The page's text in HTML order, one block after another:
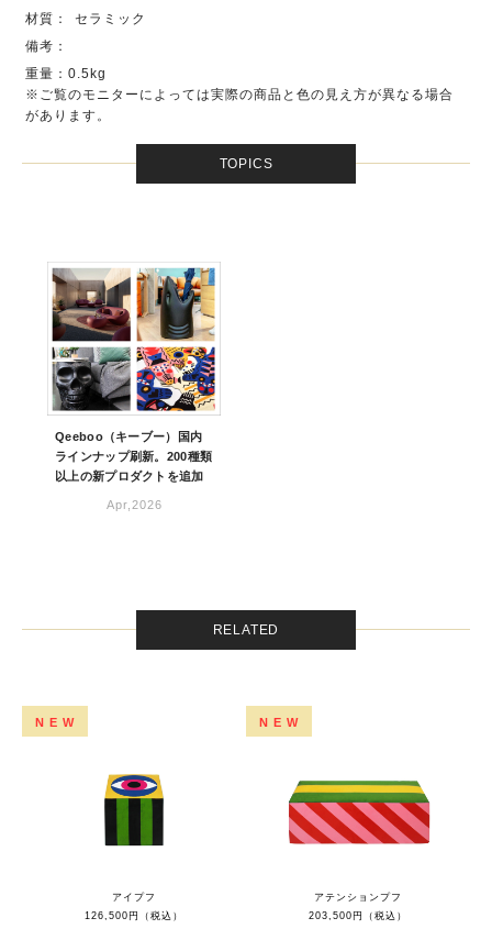
材質：
セラミック
備考：
重量：0.5kg
※ご覧のモニターによっては実際の商品と色の見え方が異なる場合
があります。
TOPICS
Qeeboo（キーブー）国内
ラインナップ刷新。200種類
以上の新プロダクトを追加
Apr,2026
RELATED
NEW
アイプフ
126,500円（税込）
NEW
アテンションプフ
203,500円（税込）